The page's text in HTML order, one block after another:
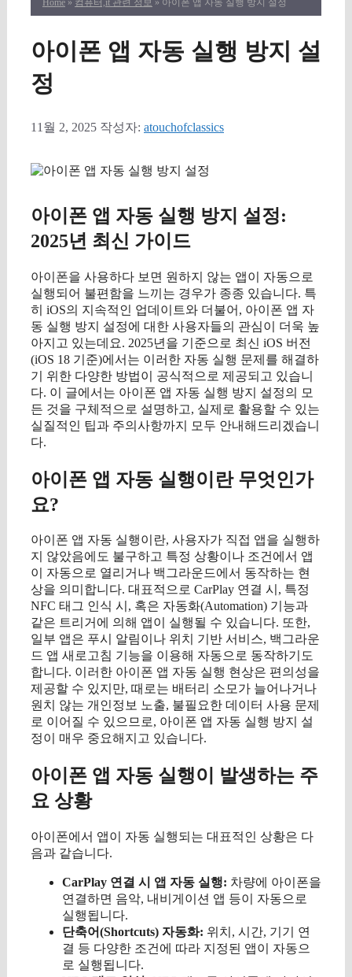
Home » 컴퓨터,it 관련 정보 » 아이폰 앱 자동 실행 방지 설정
아이폰 앱 자동 실행 방지 설
정
11월 2, 2025 작성자: atouchofclassics
아이폰 앱 자동 실행 방지 설정:
2025년 최신 가이드
아이폰을 사용하다 보면 원하지 않는 앱이 자동으로
실행되어 불편함을 느끼는 경우가 종종 있습니다. 특
히 iOS의 지속적인 업데이트와 더불어, 아이폰 앱 자
동 실행 방지 설정에 대한 사용자들의 관심이 더욱 높
아지고 있는데요. 2025년을 기준으로 최신 iOS 버전
(iOS 18 기준)에서는 이러한 자동 실행 문제를 해결하
기 위한 다양한 방법이 공식적으로 제공되고 있습니
다. 이 글에서는 아이폰 앱 자동 실행 방지 설정의 모
든 것을 구체적으로 설명하고, 실제로 활용할 수 있는
실질적인 팁과 주의사항까지 모두 안내해드리겠습니
다.
아이폰 앱 자동 실행이란 무엇인가
요?
아이폰 앱 자동 실행이란, 사용자가 직접 앱을 실행하
지 않았음에도 불구하고 특정 상황이나 조건에서 앱
이 자동으로 열리거나 백그라운드에서 동작하는 현
상을 의미합니다. 대표적으로 CarPlay 연결 시, 특정
NFC 태그 인식 시, 혹은 자동화(Automation) 기능과
같은 트리거에 의해 앱이 실행될 수 있습니다. 또한,
일부 앱은 푸시 알림이나 위치 기반 서비스, 백그라운
드 앱 새로고침 기능을 이용해 자동으로 동작하기도
합니다. 이러한 아이폰 앱 자동 실행 현상은 편의성을
제공할 수 있지만, 때로는 배터리 소모가 늘어나거나
원치 않는 개인정보 노출, 불필요한 데이터 사용 문제
로 이어질 수 있으므로, 아이폰 앱 자동 실행 방지 설
정이 매우 중요해지고 있습니다.
아이폰 앱 자동 실행이 발생하는 주
요 상황
아이폰에서 앱이 자동 실행되는 대표적인 상황은 다
음과 같습니다.
CarPlay 연결 시 앱 자동 실행: 차량에 아이폰을
연결하면 음악, 내비게이션 앱 등이 자동으로
실행됩니다.
단축어(Shortcuts) 자동화: 위치, 시간, 기기 연
결 등 다양한 조건에 따라 지정된 앱이 자동으
로 실행됩니다.